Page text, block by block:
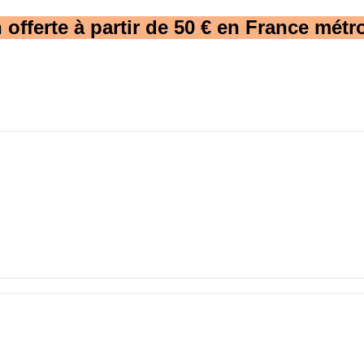
à partir de 50 € en France